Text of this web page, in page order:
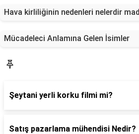
Hava kirliliğinin nedenleri nelerdir
Mücadeleci Anlamına Gelen İsimler
Şeytani yerli korku filmi mi?
Satış pazarlama mühendisi Nedir?